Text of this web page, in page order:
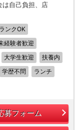
自己負担、店
ンクOK
経験者歓迎
大学生歓迎
扶養内
学歴不問
ランチ
募フォーム